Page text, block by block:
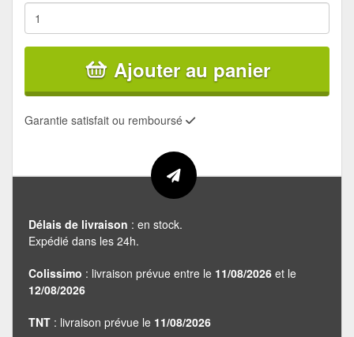
Ajouter au panier
Garantie satisfait ou remboursé
Délais de livraison : en stock.
Expédié dans les 24h.
Colissimo : livraison prévue entre le 11/08/2026 et le
12/08/2026
TNT : livraison prévue le 11/08/2026